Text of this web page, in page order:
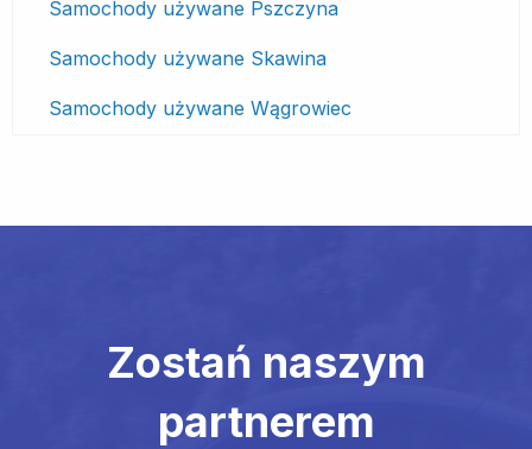
Samochody używane Pszczyna
Samochody używane Skawina
Samochody używane Wągrowiec
Zostań naszym
partnerem